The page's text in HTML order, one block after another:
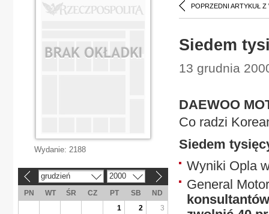
POPRZEDNI ARTYKUŁ Z
Siedem
13 grudnia
DAEWOO
Co radzi
Siedem
Wyniki Opla
General
Wydanie: 2188
grudzień 2000
PN WT ŚR CZ PT SB
ND
1
2
3